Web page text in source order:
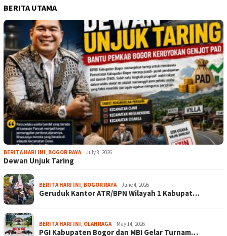
BERITA UTAMA
BERITA HARI INI, BOGOR RAYA July 8, 2026
Dewan Unjuk Taring
BERITA HARI INI, BOGOR RAYA June 4, 2026
Geruduk Kantor ATR/BPN Wilayah 1 Kabupat…
BERITA HARI INI, OLAHRAGA May 14, 2026
PGI Kabupaten Bogor dan MBI Gelar Turnam…